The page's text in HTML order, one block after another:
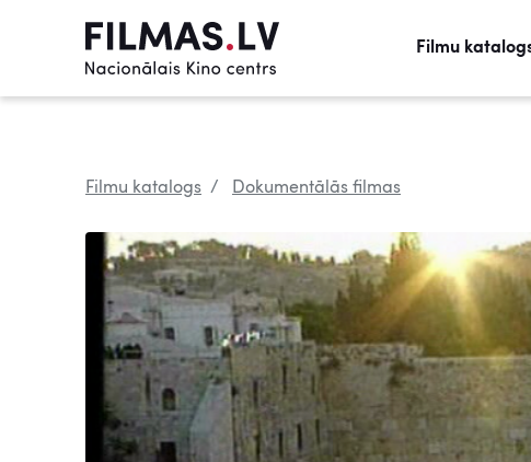
Filmu
Filmu katalogs Dokumentālās filmas